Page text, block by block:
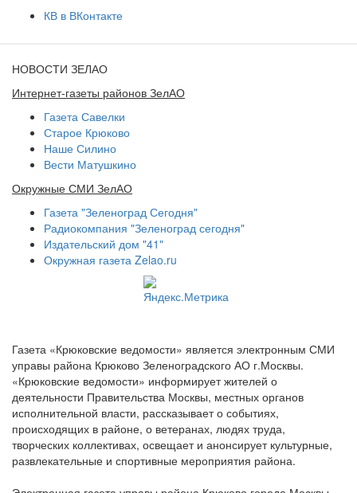
КВ в ВКонтакте
НОВОСТИ ЗЕЛАО
Интернет-газеты районов ЗелАО
Газета Савелки
Старое Крюково
Наше Силино
Вести Матушкино
Окружные СМИ ЗелАО
Газета "Зеленоград Сегодня"
Радиокомпания "Зеленоград сегодня"
Издательский дом "41"
Окружная газета Zelao.ru
Газета «Крюковские ведомости» является электронным СМИ
управы района Крюково Зеленоградского АО г.Москвы.
«Крюковские ведомости» информирует жителей о
деятельности Правительства Москвы, местных органов
исполнительной власти, рассказывает о событиях,
происходящих в районе, о ветеранах, людях труда,
творческих коллективах, освещает и анонсирует культурные,
развлекательные и спортивные мероприятия района.